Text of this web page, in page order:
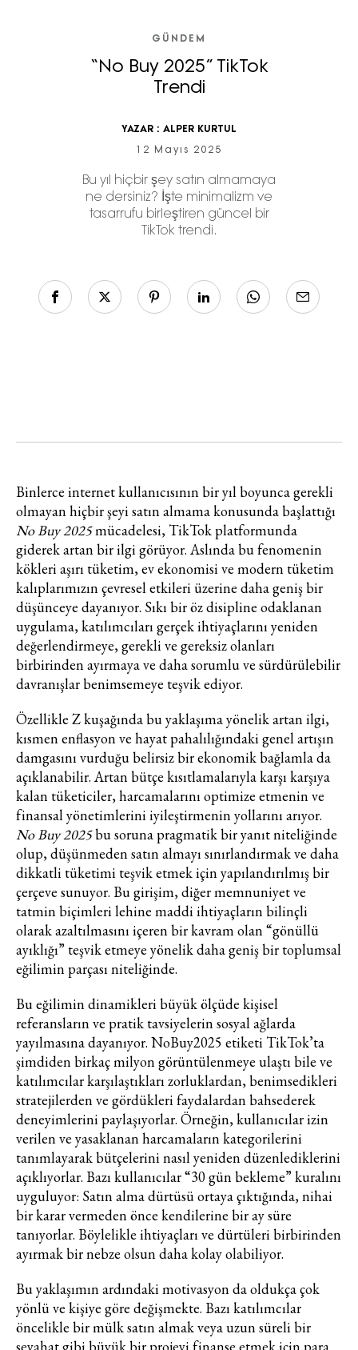
GÜNDEM
“No Buy 2025” TikTok
Trendi
YAZAR : ALPER KURTUL
12 Mayıs 2025
Bu yıl hiçbir şey satın almamaya
ne dersiniz? İşte minimalizm ve
tasarrufu birleştiren güncel bir
TikTok trendi.
Binlerce internet kullanıcısının bir yıl boyunca gerekli
olmayan hiçbir şeyi satın almama konusunda başlattığı
No Buy 2025mücadelesi, TikTok platformunda
giderek artan bir ilgi görüyor. Aslında bu fenomenin
kökleri aşırı tüketim, ev ekonomisi ve modern tüketim
kalıplarımızın çevresel etkileri üzerine daha geniş bir
düşünceye dayanıyor. Sıkı bir öz disipline odaklanan
uygulama, katılımcıları gerçek ihtiyaçlarını yeniden
değerlendirmeye, gerekli ve gereksiz olanları
birbirinden ayırmaya ve daha sorumlu ve sürdürülebilir
davranışlar benimsemeye teşvik ediyor.
Özellikle Z kuşağında bu yaklaşıma yönelik artan ilgi,
kısmen enflasyon ve hayat pahalılığındaki genel artışın
damgasını vurduğu belirsiz bir ekonomik bağlamla da
açıklanabilir. Artan bütçe kısıtlamalarıyla karşı karşıya
kalan tüketiciler, harcamalarını optimize etmenin ve
finansal yönetimlerini iyileştirmenin yollarını arıyor.
No Buy 2025bu soruna pragmatik bir yanıt niteliğinde
olup, düşünmeden satın almayı sınırlandırmak ve daha
dikkatli tüketimi teşvik etmek için yapılandırılmış bir
çerçeve sunuyor. Bu girişim, diğer memnuniyet ve
tatmin biçimleri lehine maddi ihtiyaçların bilinçli
olarak azaltılmasını içeren bir kavram olan “gönüllü
ayıklığı” teşvik etmeye yönelik daha geniş bir toplumsal
eğilimin parçası niteliğinde.
Bu eğilimin dinamikleri büyük ölçüde kişisel
referansların ve pratik tavsiyelerin sosyal ağlarda
yayılmasına dayanıyor. NoBuy2025 etiketi TikTok’ta
şimdiden birkaç milyon görüntülenmeye ulaştı bile ve
katılımcılar karşılaştıkları zorluklardan, benimsedikleri
stratejilerden ve gördükleri faydalardan bahsederek
deneyimlerini paylaşıyorlar. Örneğin, kullanıcılar izin
verilen ve yasaklanan harcamaların kategorilerini
tanımlayarak bütçelerini nasıl yeniden düzenlediklerini
açıklıyorlar. Bazı kullanıcılar “30 gün bekleme” kuralını
uyguluyor: Satın alma dürtüsü ortaya çıktığında, nihai
bir karar vermeden önce kendilerine bir ay süre
tanıyorlar. Böylelikle ihtiyaçları ve dürtüleri birbirinden
ayırmak bir nebze olsun daha kolay olabiliyor.
Bu yaklaşımın ardındaki motivasyon da oldukça çok
yönlü ve kişiye göre değişmekte. Bazı katılımcılar
öncelikle bir mülk satın almak veya uzun süreli bir